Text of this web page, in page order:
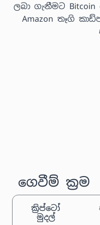
ලබා ගැනීමට
Amazon තෑගි
ගෙවීම් ක්‍රම
ක්‍රිප්ටෝ
මුදල්